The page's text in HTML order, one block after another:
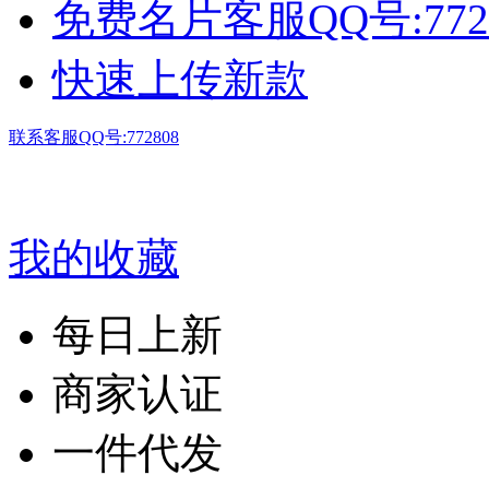
免费名片客服QQ号
快速上传新款
联系客服QQ号:772808
我的收藏
每日上新
商家认证
一件代发